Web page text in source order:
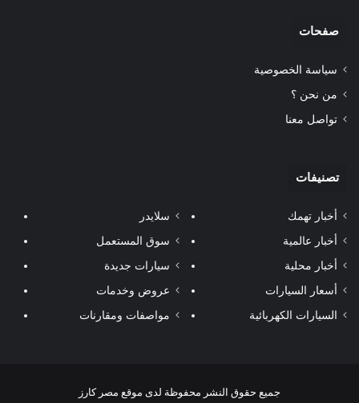
صفحات
سياسة الخصوصية
من نحن ؟
تواصل معنا
تصنيفات
أخبار تهمك
أخبار عالمية
أخبار محلية
أسعار السيارات
السيارات الكهربائية
سلايدر
سوق المستعمل
سيارات جديدة
عروض وخدمات
مواصفات ومقارنات
جميع حقوق النشر محفوظة لدى موقع مصر كارز